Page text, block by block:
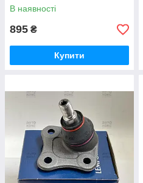
В наявності
895 ₴
Купити